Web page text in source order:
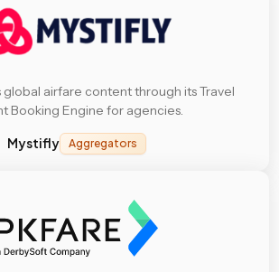
airfare content through its Travel
Booking Engine for agencies.
Mystifly Aggregators